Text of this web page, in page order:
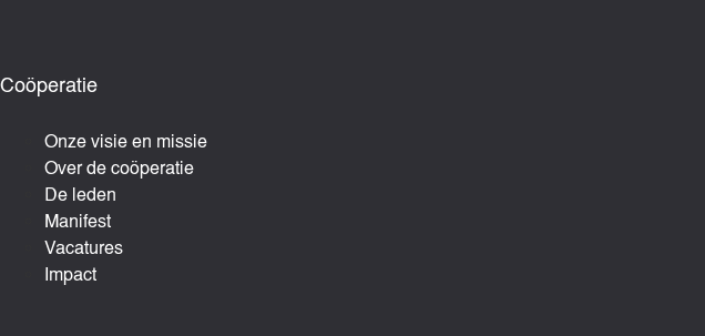
Coöperatie
Onze visie en missie
Over de coöperatie
De leden
Manifest
Vacatures
Impact